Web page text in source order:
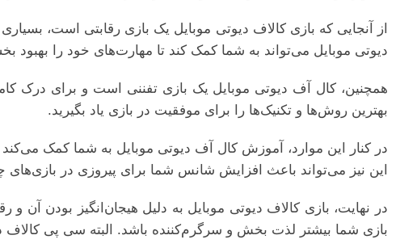
از آنجایی که بازی کالاف دیوتی موبایل یک بازی رقابتی است،
دیوتی موبایل می‌تواند به شما کمک کند تا مهارت‌های خود را بهبود
همچنین، کال آف دیوتی موبایل یک بازی تفننی است و برای درک
بهترین روش‌ها و تکنیک‌ها را برای موفقیت در بازی یاد بگیرید.
در کنار این موارد، آموزش کال آف دیوتی موبایل به شما کمک می‌کند
این نیز می‌تواند باعث افزایش شانس شما برای پیروزی در بازی‌های
در نهایت، بازی کالاف دیوتی موبایل به دلیل هیجان‌انگیز بودن
بازی شما بیشتر لذت بخش و سرگرم‌کننده باشد. البته سی پی کالاف